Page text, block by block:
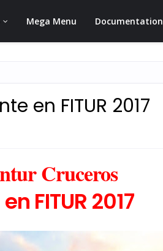
Mega Menu Documentation
en FITUR 2017
Cruceros
en FITUR 2017